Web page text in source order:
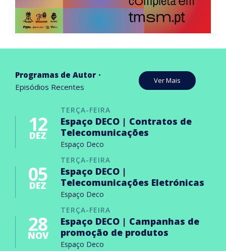
Programas de Autor
Episódios Recentes
Ver Mais
TERÇA-FEIRA
12
DEZ
Espaço DECO | Contratos de
Telecomunicações
Espaço Deco
TERÇA-FEIRA
05
DEZ
Espaço DECO |
Telecomunicações Eletrónicas
Espaço Deco
TERÇA-FEIRA
28
NOV
Espaço DECO | Campanhas de
promoção de produtos
Espaço Deco